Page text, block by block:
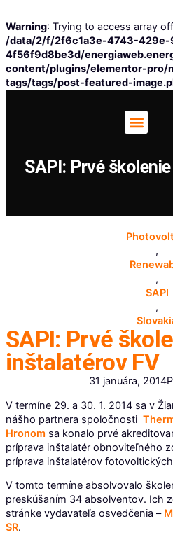
Warning: Trying to access array
/data/2/f/2f6c1a3e-4743-
4f56f9d8be3d/
content/plugins/elementor-pro/
tags/tags/post-featured-
SAPI: Prvé
,
,
SAPI
,
SAPI: Prvé
inštalatérov FV
31 januára, 2014
V termíne 29. a 30. 1. 2014 sa v
nášho partnera spoločnosti
Hronom sa konalo prvé
príprava inštalatér obnoviteľného
príprava inštalatérov
V tomto termíne absolvovalo
preskúšaním 34 absolventov. Ich
stránke vydavateľa osvedčenia –
SR.